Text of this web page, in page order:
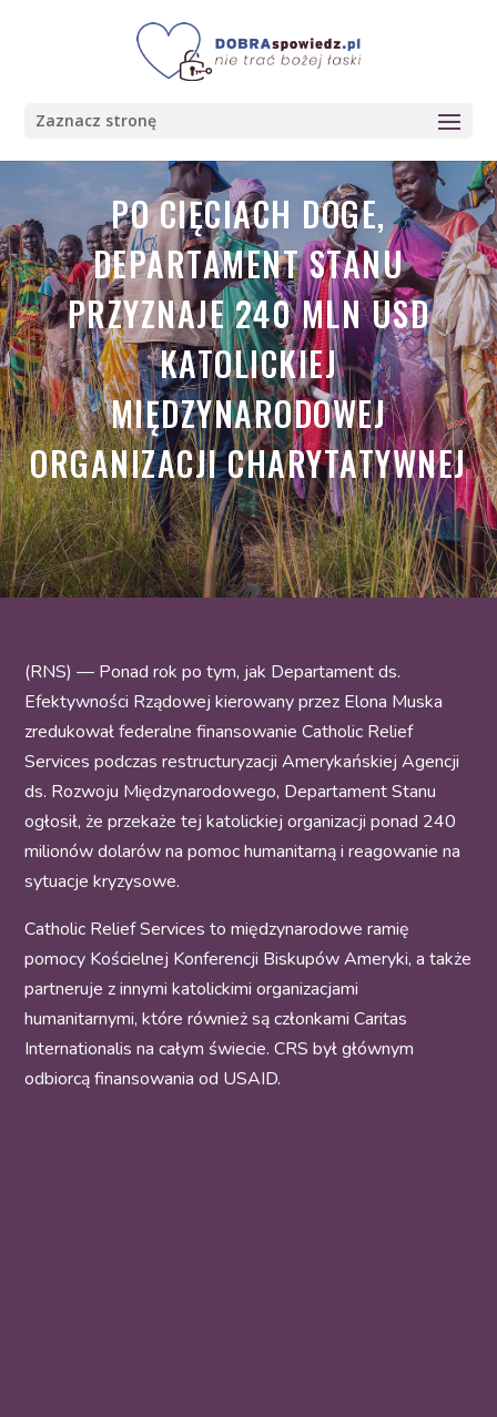
Zaznacz stronę
PO CIĘCIACH DOGE,
DEPARTAMENT STANU
PRZYZNAJE 240 MLN USD
KATOLICKIEJ
MIĘDZYNARODOWEJ
ORGANIZACJI CHARYTATYWNEJ
(RNS) — Ponad rok po tym, jak Departament ds.
Efektywności Rządowej kierowany przez Elona Muska
zredukował federalne finansowanie Catholic Relief
Services podczas restructuryzacji Amerykańskiej Agencji
ds. Rozwoju Międzynarodowego, Departament Stanu
ogłosił, że przekaże tej katolickiej organizacji ponad 240
milionów dolarów na pomoc humanitarną i reagowanie na
sytuacje kryzysowe.
Catholic Relief Services to międzynarodowe ramię
pomocy Kościelnej Konferencji Biskupów Ameryki, a także
partneruje z innymi katolickimi organizacjami
humanitarnymi, które również są członkami Caritas
Internationalis na całym świecie. CRS był głównym
odbiorcą finansowania od USAID.